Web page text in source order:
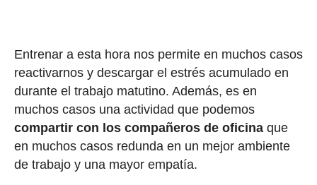
Entrenar a esta hora nos permite en muchos casos
reactivarnos y descargar el estrés acumulado en
durante el trabajo matutino. Además, es en
muchos casos una actividad que podemos
compartir con los compañeros de oficinaque
en muchos casos redunda en un mejor ambiente
de trabajo y una mayor empatía.